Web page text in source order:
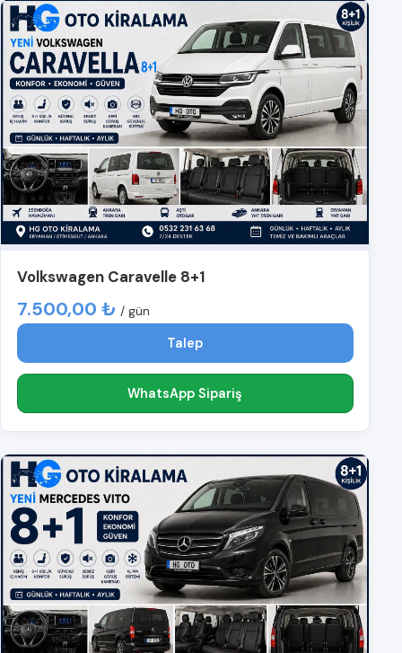
Volkswagen Caravelle 8+1
7.500,00 ₺ / gün
Talep
WhatsApp Sipariş